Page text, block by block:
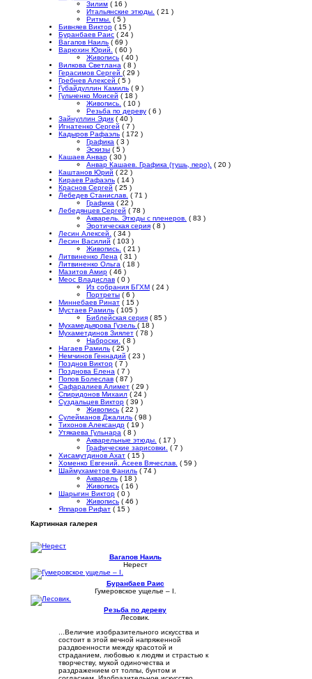
Зилим ( 16 )
Итальянские этюды. ( 21 )
Ритмы. ( 5 )
Бивняев Виктор ( 15 )
Буранбаев Раис ( 24 )
Вагапов Наиль ( 69 )
Варюхин Юрий. ( 60 )
Живопись ( 40 )
Вилкова Светлана ( 8 )
Герасимов Сергей ( 29 )
Гребнев Алексей ( 5 )
Губайдуллин Камиль ( 9 )
Гульченко Моисей ( 18 )
Живопись. ( 10 )
Резьба по дереву ( 6 )
Зайнуллин Эдик ( 40 )
Игнатенко Сергей ( 7 )
Кадыров Рафаэль ( 172 )
Графика ( 3 )
Эскизы ( 5 )
Кашаев Анвар ( 30 )
Анвар Кашаев. Графика (тушь, перо). ( 20 )
Каштанов Юрий ( 22 )
Кираев Рафаэль ( 14 )
Краснов Сергей ( 25 )
Лебедев Станислав. ( 71 )
Графика ( 22 )
Лебедянцев Сергей ( 78 )
Акварель. Этюды с пленеров. ( 83 )
Эротическая серия ( 8 )
Лесин Алексей. ( 34 )
Лесин Василий ( 103 )
Живопись. ( 21 )
Литвиненко Лена ( 31 )
Литвиненко Ольга ( 18 )
Мазитов Амир ( 46 )
Меос Владислав ( 0 )
Из собрания БГХМ ( 24 )
Портреты ( 6 )
Миннебаев Ринат ( 15 )
Мустаев Рамиль ( 105 )
Библейская серия ( 85 )
Мухамедьярова Гузель ( 18 )
Мухаметдинов Зиялет ( 78 )
Наброски. ( 8 )
Нагаев Рамиль ( 25 )
Немчинов Геннадий ( 23 )
Позднов Виктор ( 7 )
Позднова Елена ( 7 )
Попов Болеслав ( 87 )
Сафаралиев Алимет ( 29 )
Спиридонов Михаил ( 24 )
Суздальцев Виктор ( 39 )
Живопись ( 22 )
Сулейманов Джалиль ( 98 )
Тихонов Александр ( 19 )
Утякаева Гульнара ( 8 )
Акварельные этюды. ( 17 )
Графические зарисовки. ( 7 )
Хисамутдинов Ахат ( 15 )
Хоменко Евгений. Асеев Вячеслав. ( 59 )
Шаймухаметов Фаниль ( 74 )
Акварель ( 18 )
Живопись ( 16 )
Шарыгин Виктор ( 0 )
Живопись ( 46 )
Яппаров Рифат ( 15 )
Картинная галерея
Вагапов Наиль
Нерест
Буранбаев Раис
Гумеровское ущелье – I.
Резьба по дереву
Лесовик.
...Величие изобразительного искусства и
состоит в этой вечной напряженной
раздвоенности между красотой и
страданием, любовью к людям и страстью к
творчеству, мукой одиночества и
раздражением от толпы, бунтом и